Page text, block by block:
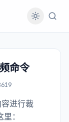
命令
进行裁
：